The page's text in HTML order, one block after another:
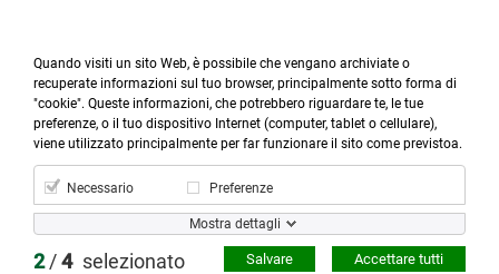

Prodotti

Account

Cerca
more_horiz
Menù
shopping_cart
Prezzo scontato
Quando visiti un sito Web, è possibile che vengano archiviate o
recuperate informazioni sul tuo browser, principalmente sotto forma di
"cookie". Queste informazioni, che potrebbero riguardare te, le tue
preferenze, o il tuo dispositivo Internet (computer, tablet o cellulare),
viene utilizzato principalmente per far funzionare il sito come previstoa.
Necessario Preferenze
Mostra dettagli
2/4 selezionato Accettare tutti
Salvare